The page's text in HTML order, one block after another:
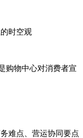
时空观
购物中心对消费者宣
难点、营运协同要点